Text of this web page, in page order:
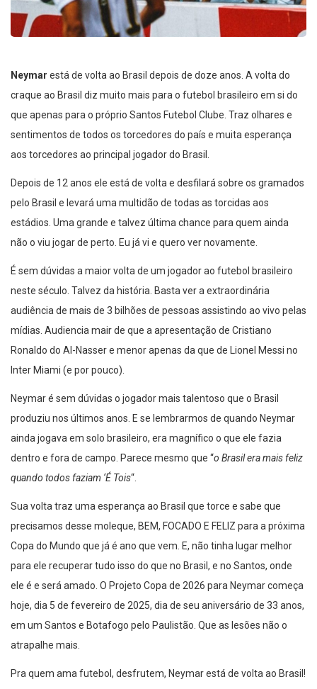
Neymar está de volta ao Brasil depois de doze anos. A volta do
craque ao Brasil diz muito mais para o futebol brasileiro em si do
que apenas para o próprio Santos Futebol Clube. Traz olhares e
sentimentos de todos os torcedores do país e muita esperança
aos torcedores ao principal jogador do Brasil.
Depois de 12 anos ele está de volta e desfilará sobre os gramados
pelo Brasil e levará uma multidão de todas as torcidas aos
estádios. Uma grande e talvez última chance para quem ainda
não o viu jogar de perto. Eu já vi e quero ver novamente.
É sem dúvidas a maior volta de um jogador ao futebol brasileiro
neste século. Talvez da história. Basta ver a extraordinária
audiência de mais de 3 bilhões de pessoas assistindo ao vivo pelas
mídias. Audiencia mair de que a apresentação de Cristiano
Ronaldo do Al-Nasser e menor apenas da que de Lionel Messi no
Inter Miami (e por pouco).
Neymar é sem dúvidas o jogador mais talentoso que o Brasil
produziu nos últimos anos. E se lembrarmos de quando Neymar
ainda jogava em solo brasileiro, era magnífico o que ele fazia
dentro e fora de campo. Parece mesmo que “o Brasil era mais feliz
quando todos faziam ‘É Tois“.
Sua volta traz uma esperança ao Brasil que torce e sabe que
precisamos desse moleque, BEM, FOCADO E FELIZ para a próxima
Copa do Mundo que já é ano que vem. E, não tinha lugar melhor
para ele recuperar tudo isso do que no Brasil, e no Santos, onde
ele é e será amado. O Projeto Copa de 2026 para Neymar começa
hoje, dia 5 de fevereiro de 2025, dia de seu aniversário de 33 anos,
em um Santos e Botafogo pelo Paulistão. Que as lesões não o
atrapalhe mais.
Pra quem ama futebol, desfrutem, Neymar está de volta ao Brasil!